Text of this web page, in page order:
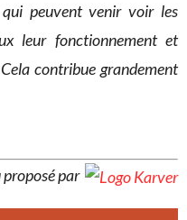
peuvent venir voir les
leur fonctionnement et
contribue grandement
par